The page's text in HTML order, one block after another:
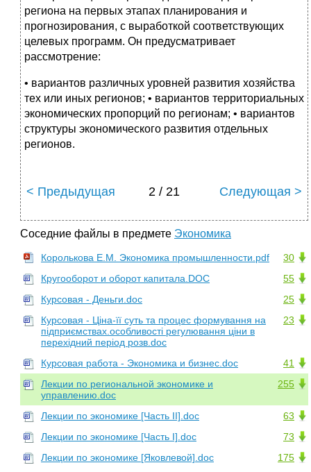
региона на первых этапах планирования и
прогнозирования, с выработкой соответствующих
целевых программ. Он предусматривает
рассмотрение:
• вариантов различных уровней развития хозяйства
тех или иных регионов; • вариантов территориальных
экономических пропорций по регионам; • вариантов
структуры экономического развития отдельных
регионов.
< Предыдущая 2 / 21 Следующая >
Соседние файлы в предмете Экономика
30
Королькова Е.М. Экономика промышленности.pdf
55
Кругооборот и оборот капитала.DOC
25
Курсовая - Деньги.doc
23
Курсовая - Ціна-її суть та процес формування на
підприємствах.особливості регулювання ціни в
перехідний період розв.doc
41
Курсовая работа - Экономика и бизнес.doc
255
Лекции по региональной экономике и
управлению.doc
63
Лекции по экономике [Часть II].doc
73
Лекции по экономике [Часть I].doc
175
Лекции по экономике [Яковлевой].doc